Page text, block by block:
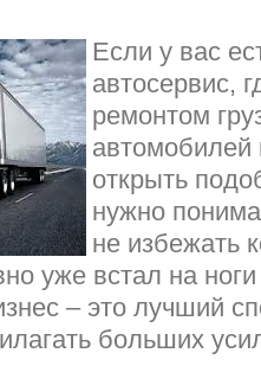
Если у вас
автосервис,
ремонтом
автомобилей
открыть
нужно
не избежать
уже встал на
– это лучший
больших